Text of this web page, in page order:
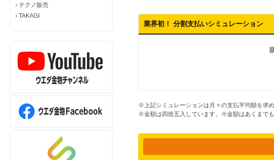
› テクノ販売
› TAKAGI
業界初！ 分割支払いシミュレーション
※上記シミュレーションは月々の支払平均額を求
※金額は四捨五入しています。※金額はあくまで